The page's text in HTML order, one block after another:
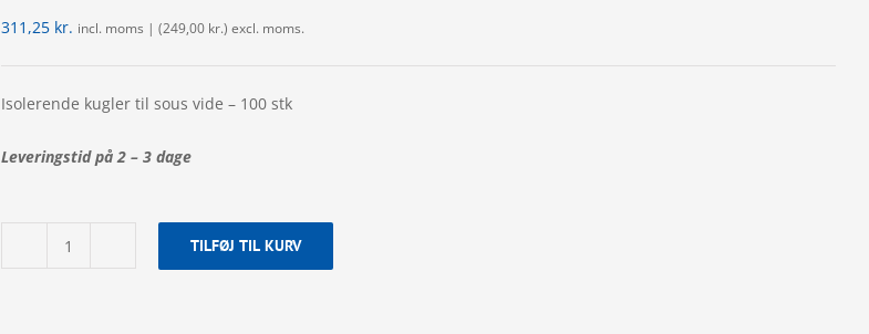
311,25 kr. incl. moms | (249,00 kr.) excl. moms.
Isolerende kugler til sous vide – 100 stk
Leveringstid på 2 – 3 dage
Isolerende
TILFØJ TIL KURV